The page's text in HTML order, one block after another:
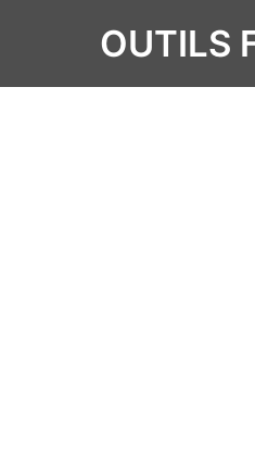
OUTILS